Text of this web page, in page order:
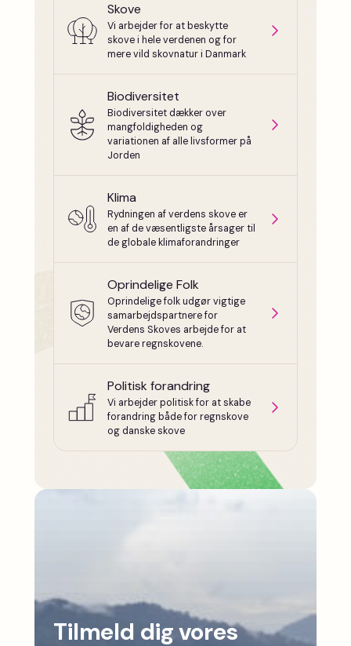
Skove
Vi arbejder for at beskytte
skove i hele verdenen og for
mere vild skovnatur i Danmark
Biodiversitet
Biodiversitet dækker over
mangfoldigheden og
variationen af alle livsformer på
Jorden
Klima
Rydningen af verdens skove er
en af de væsentligste årsager til
de globale klimaforandringer
Oprindelige Folk
Oprindelige folk udgør vigtige
samarbejdspartnere for
Verdens Skoves arbejde for at
bevare regnskovene.
Politisk forandring
Vi arbejder politisk for at skabe
forandring både for regnskove
og danske skove
Tilmeld dig vores